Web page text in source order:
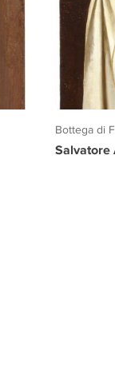
Bottega di
Salvatore